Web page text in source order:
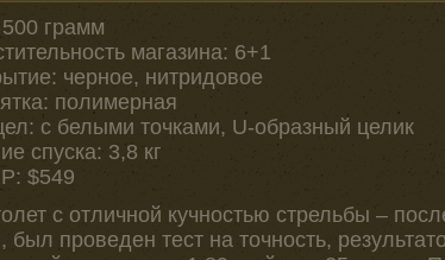
грамм
магазина: 6+1
черное, нитридовое
полимерная
с белыми точками, U-образный целик
спуска: 3,8 кг
$549
с отличной кучностью стрельбы –
был проведен тест на точность,